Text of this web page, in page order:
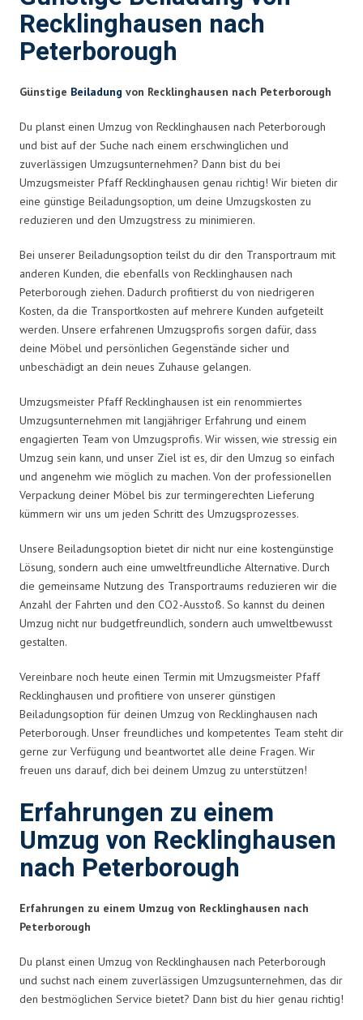
Recklinghausen nach
Peterborough
Günstige Beiladung von Recklinghausen nach Peterborough
Du planst einen Umzug von Recklinghausen nach Peterborough
und bist auf der Suche nach einem erschwinglichen und
zuverlässigen Umzugsunternehmen? Dann bist du bei
Umzugsmeister Pfaff Recklinghausen genau richtig! Wir bieten dir
eine günstige Beiladungsoption, um deine Umzugskosten zu
reduzieren und den Umzugstress zu minimieren.
Bei unserer Beiladungsoption teilst du dir den Transportraum mit
anderen Kunden, die ebenfalls von Recklinghausen nach
Peterborough ziehen. Dadurch profitierst du von niedrigeren
Kosten, da die Transportkosten auf mehrere Kunden aufgeteilt
werden. Unsere erfahrenen Umzugsprofis sorgen dafür, dass
deine Möbel und persönlichen Gegenstände sicher und
unbeschädigt an dein neues Zuhause gelangen.
Umzugsmeister Pfaff Recklinghausen ist ein renommiertes
Umzugsunternehmen mit langjähriger Erfahrung und einem
engagierten Team von Umzugsprofis. Wir wissen, wie stressig ein
Umzug sein kann, und unser Ziel ist es, dir den Umzug so einfach
und angenehm wie möglich zu machen. Von der professionellen
Verpackung deiner Möbel bis zur termingerechten Lieferung
kümmern wir uns um jeden Schritt des Umzugsprozesses.
Unsere Beiladungsoption bietet dir nicht nur eine kostengünstige
Lösung, sondern auch eine umweltfreundliche Alternative. Durch
die gemeinsame Nutzung des Transportraums reduzieren wir die
Anzahl der Fahrten und den CO2-Ausstoß. So kannst du deinen
Umzug nicht nur budgetfreundlich, sondern auch umweltbewusst
gestalten.
Vereinbare noch heute einen Termin mit Umzugsmeister Pfaff
Recklinghausen und profitiere von unserer günstigen
Beiladungsoption für deinen Umzug von Recklinghausen nach
Peterborough. Unser freundliches und kompetentes Team steht dir
gerne zur Verfügung und beantwortet alle deine Fragen. Wir
freuen uns darauf, dich bei deinem Umzug zu unterstützen!
Erfahrungen zu einem
Umzug von Recklinghausen
nach Peterborough
Erfahrungen zu einem Umzug von Recklinghausen nach
Peterborough
Du planst einen Umzug von Recklinghausen nach Peterborough
und suchst nach einem zuverlässigen Umzugsunternehmen, das dir
den bestmöglichen Service bietet? Dann bist du hier genau richtig!